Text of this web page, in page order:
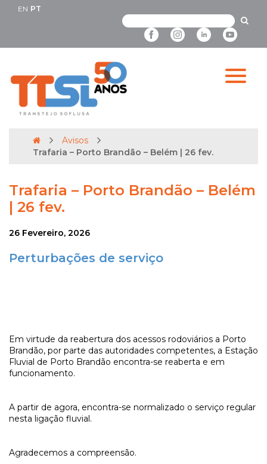
EN PT
Avisos
Trafaria – Porto Brandão – Belém | 26 fev.
Trafaria – Porto Brandão – Belém
| 26 fev.
26 Fevereiro, 2026
Perturbações de serviço
Em virtude da reabertura dos acessos rodoviários a Porto
Brandão, por parte das autoridades competentes, a Estação
Fluvial de Porto Brandão encontra-se reaberta e em
funcionamento.
A partir de agora, encontra-se normalizado o serviço regular
nesta ligação fluvial.
Agradecemos a compreensão.